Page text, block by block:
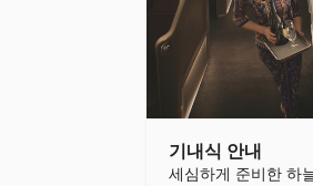
기내식 안내
세심하게 준비한 하